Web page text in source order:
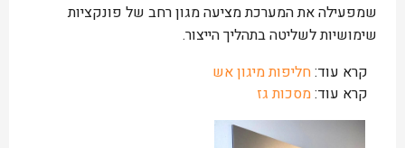
שמפעילה את המערכת מציעה מגון רחב של פונקציות
שימושיות לשליטה בתהליך הייצור.
קרא עוד:חליפות מיגון אש
קרא עוד:מסכות גז